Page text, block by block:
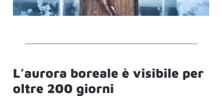
L’aurora boreale è visibile per
oltre 200 giorni